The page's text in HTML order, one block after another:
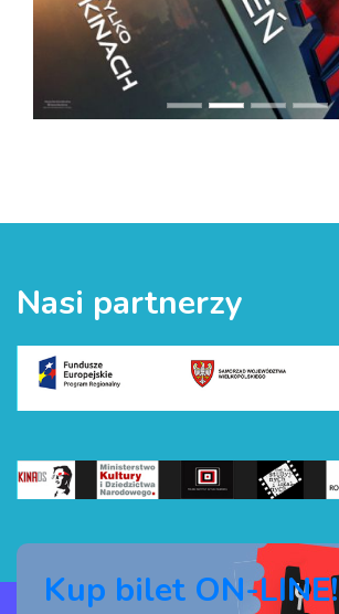
Nasi partnerzy
Kup bilet ON-LINE!